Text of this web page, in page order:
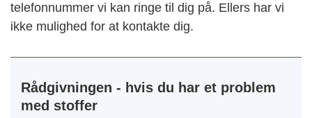
telefonnummer vi kan ringe til dig på. Ellers har vi
ikke mulighed for at kontakte dig.
Rådgivningen - hvis du har et problem
med stoffer